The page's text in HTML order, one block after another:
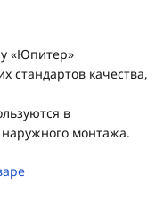
«Юпитер»
стандартов качества,
в
монтажа.